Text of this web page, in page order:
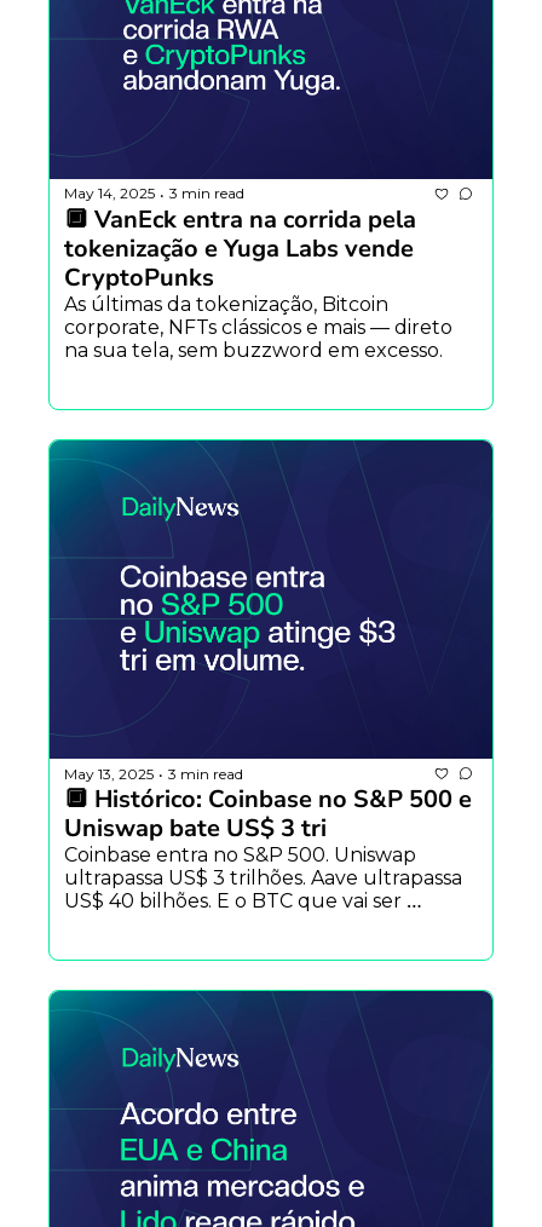
May 14, 2025 • 3 min read
🔲 VanEck entra na corrida pela
tokenização e Yuga Labs vende
As últimas da tokenização, Bitcoin
corporate, NFTs clássicos e mais — direto
na sua tela, sem buzzword em excesso.
May 13, 2025 • 3 min read
🔲 Histórico: Coinbase no S&P 500 e
Uniswap bate US$ 3 tri
Coinbase entra no S&P 500. Uniswap
ultrapassa US$ 3 trilhões. Aave ultrapassa
US$ 40 bilhões. E o BTC que vai ser